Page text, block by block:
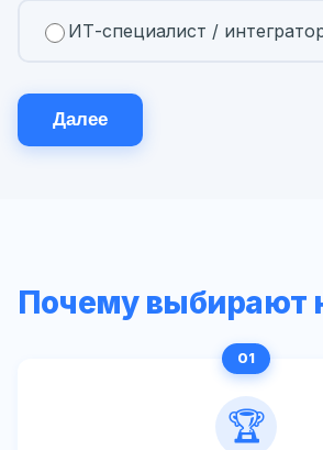
ИТ-специалист /
Далее
Почему выбирают
🏆